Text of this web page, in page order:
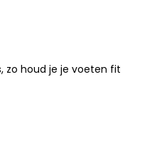
zo houd je je voeten fit